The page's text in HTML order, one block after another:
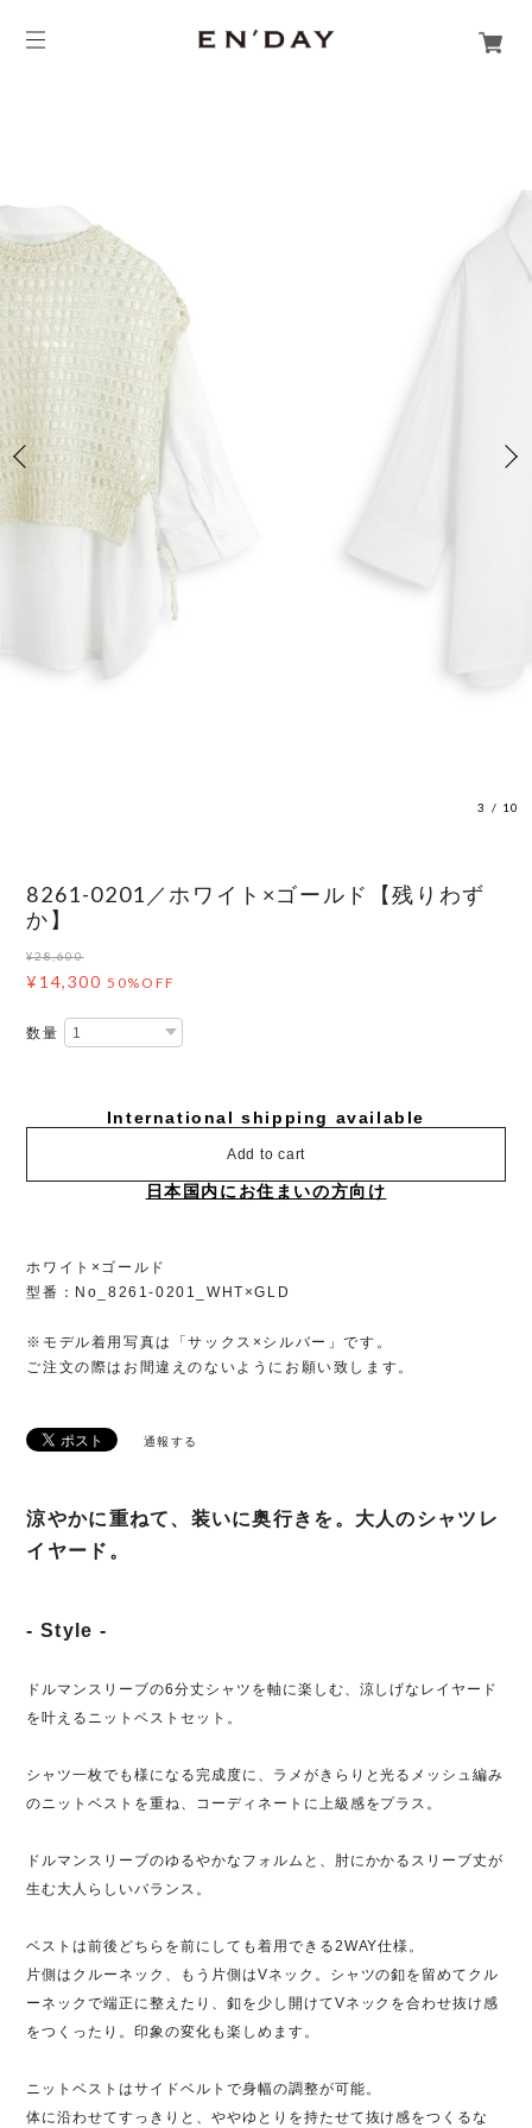
3 / 10
8261-0201／ホワイト×ゴールド【残りわず
か】
¥28,600
¥14,300 50%OFF
数量
International shipping available
Add to cart
日本国内にお住まいの方向け
ホワイト×ゴールド
型番：No_8261-0201_WHT×GLD
※モデル着用写真は「サックス×シルバー」です。
ご注文の際はお間違えのないようにお願い致します。
通報する
涼やかに重ねて、装いに奥行きを。大人のシャツレ
イヤード。
- Style -
ドルマンスリーブの6分丈シャツを軸に楽しむ、涼しげなレイヤード
を叶えるニットベストセット。
シャツ一枚でも様になる完成度に、ラメがきらりと光るメッシュ編み
のニットベストを重ね、コーディネートに上級感をプラス。
ドルマンスリーブのゆるやかなフォルムと、肘にかかるスリーブ丈が
生む大人らしいバランス。
ベストは前後どちらを前にしても着用できる2WAY仕様。
片側はクルーネック、もう片側はVネック。シャツの釦を留めてクル
ーネックで端正に整えたり、釦を少し開けてVネックを合わせ抜け感
をつくったり。印象の変化も楽しめます。
ニットベストはサイドベルトで身幅の調整が可能。
体に沿わせてすっきりと、ややゆとりを持たせて抜け感をつくるな